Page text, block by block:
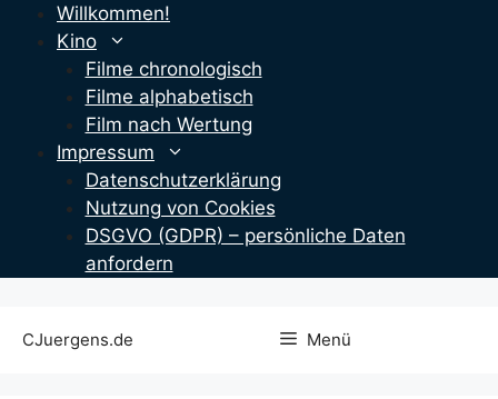
Zum
Inhalt
springen
Willkommen!
Kino
Filme chronologisch
Filme alphabetisch
Film nach Wertung
Impressum
Datenschutzerklärung
Nutzung von Cookies
DSGVO (GDPR) – persönliche Daten
anfordern
CJuergens.de Menü